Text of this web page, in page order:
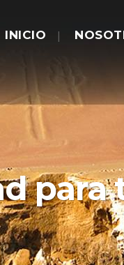
INICIO
para